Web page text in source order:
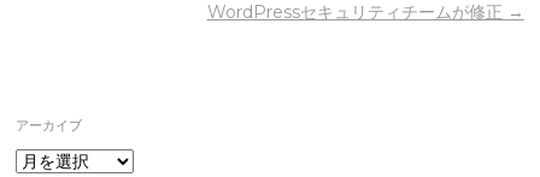
WordPressセキュリティチームが修正 →
アーカイブ